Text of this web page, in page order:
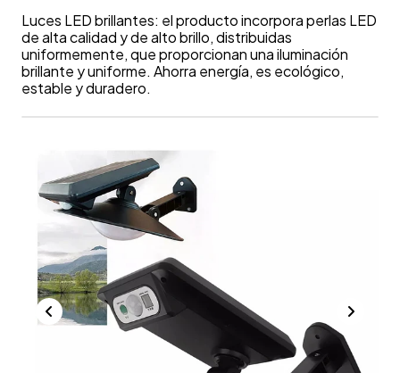
Luces LED brillantes: el producto incorpora perlas LED
de alta calidad y de alto brillo, distribuidas
uniformemente, que proporcionan una iluminación
brillante y uniforme. Ahorra energía, es ecológico,
estable y duradero.